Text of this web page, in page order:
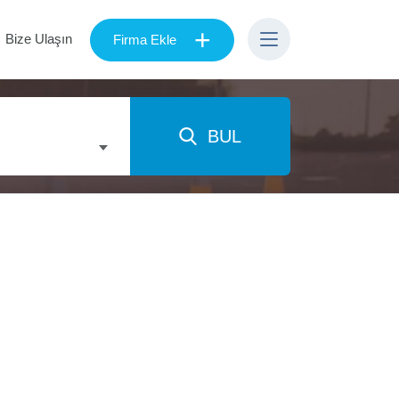
Bize Ulaşın Firma Ekle +
BUL